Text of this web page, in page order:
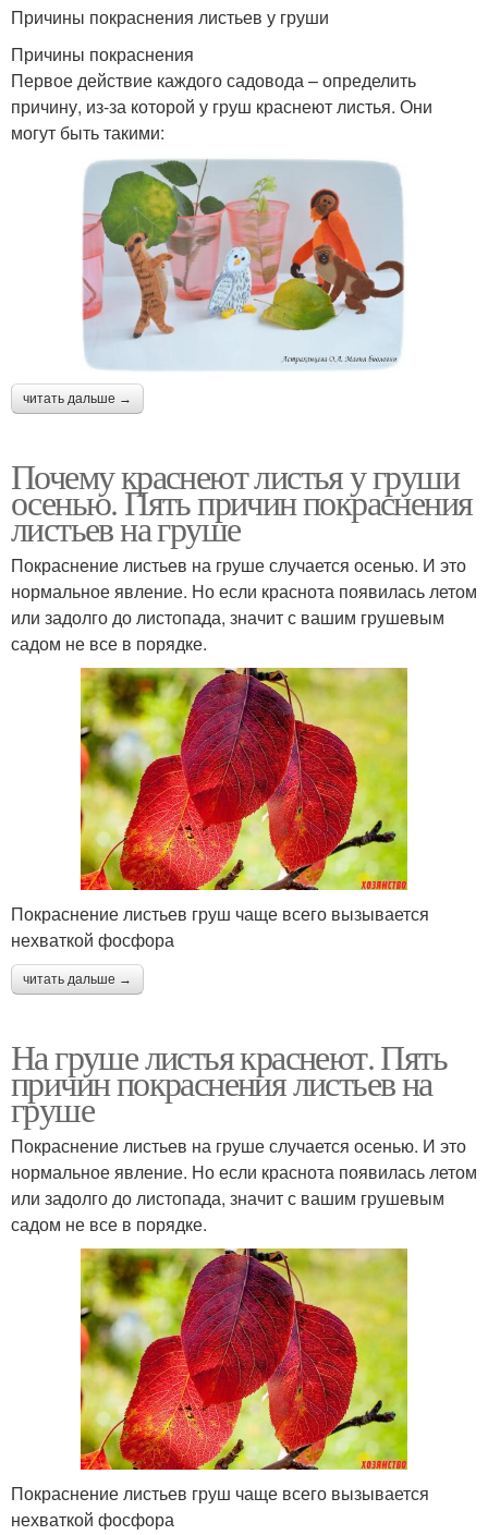
Причины покраснения листьев у груши
Причины покраснения
Первое действие каждого садовода – определить
причину, из-за которой у груш краснеют листья. Они
могут быть такими:
читать дальше →
Почему краснеют листья у груши
осенью. Пять причин покраснения
листьев на груше
Покраснение листьев на груше случается осенью. И это
нормальное явление. Но если краснота появилась летом
или задолго до листопада, значит с вашим грушевым
садом не все в порядке.
Покраснение листьев груш чаще всего вызывается
нехваткой фосфора
читать дальше →
На груше листья краснеют. Пять
причин покраснения листьев на
груше
Покраснение листьев на груше случается осенью. И это
нормальное явление. Но если краснота появилась летом
или задолго до листопада, значит с вашим грушевым
садом не все в порядке.
Покраснение листьев груш чаще всего вызывается
нехваткой фосфора